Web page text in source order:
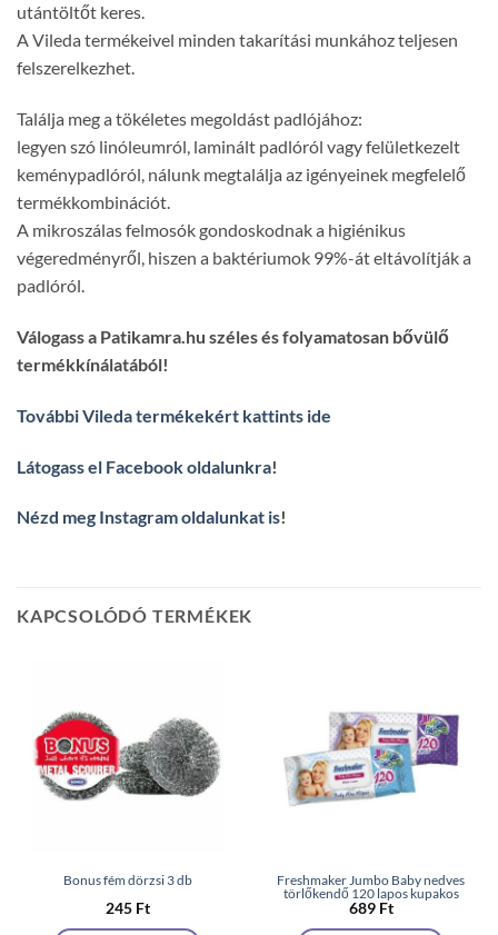
utántöltőt keres.
A Vileda termékeivel minden takarítási munkához teljesen
felszerelkezhet.
Találja meg a tökéletes megoldást padlójához:
legyen szó linóleumról, laminált padlóról vagy felületkezelt
keménypadlóról, nálunk megtalálja az igényeinek megfelelő
termékkombinációt.
A mikroszálas felmosók gondoskodnak a higiénikus
végeredményről, hiszen a baktériumok 99%-át eltávolítják a
padlóról.
Válogass a Patikamra.hu széles és folyamatosan bővülő
termékkínálatából!
További Vileda termékekért kattints ide
Látogass el Facebook oldalunkra!
Nézd meg Instagram oldalunkat is!
KAPCSOLÓDÓ TERMÉKEK
Bonus fém dörzsi 3 db
245 Ft
Freshmaker Jumbo Baby nedves
törlőkendő 120 lapos kupakos
689 Ft